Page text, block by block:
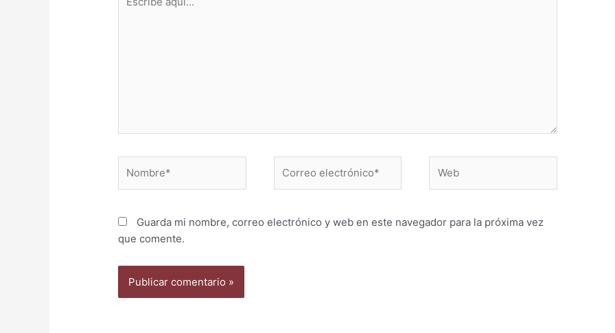
aquí...
electrónico*
Guarda mi nombre, correo electrónico y web en este navegador para la próxima vez
que comente.